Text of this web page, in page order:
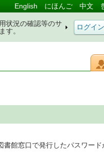
English にほんご 中文
状況の確認等のサ
す。
館窓口で発行したパスワード